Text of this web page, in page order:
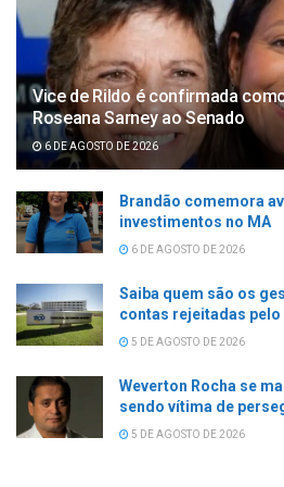
Vice de Rildo é confirmada
Roseana Sarney ao Senado
6 DE AGOSTO DE 2026
Brandão comemora
investimentos no MA
6 DE AGOSTO DE 2026
Saiba quem são os
contas rejeitadas pelo
5 DE AGOSTO DE 2026
Weverton Rocha se
sendo vítima de
5 DE AGOSTO DE 2026